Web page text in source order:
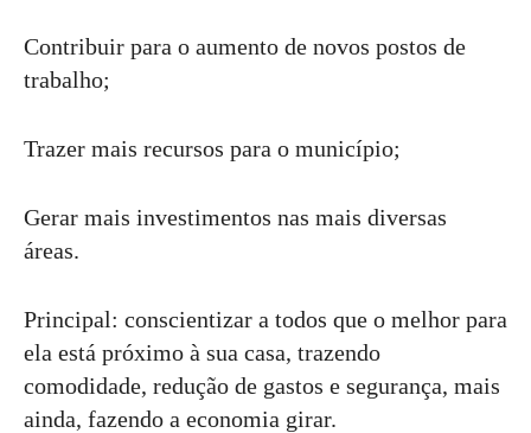
Contribuir para o aumento de novos postos de
trabalho;
Trazer mais recursos para o município;
Gerar mais investimentos nas mais diversas
áreas.
Principal: conscientizar a todos que o melhor para
ela está próximo à sua casa, trazendo
comodidade, redução de gastos e segurança, mais
ainda, fazendo a economia girar.